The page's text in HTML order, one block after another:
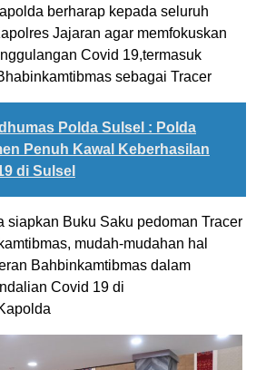
berharap kepada seluruh
Jajaran agar memfokuskan
Covid 19,termasuk
sebagai Tracer
Polda Sulsel : Polda
Penuh Kawal Keberhasilan
di Sulsel
siapkan Buku Saku pedoman Tracer
mudah-mudahan hal
Bahbinkamtibmas dalam
Covid 19 di